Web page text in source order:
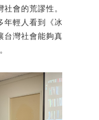
會的荒謬性。
年輕人看到《冰
台灣社會能夠真